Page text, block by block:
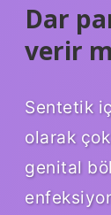
Dar
verir
Sentetik
olarak
genital